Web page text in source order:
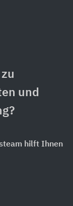
und
hilft Ihnen